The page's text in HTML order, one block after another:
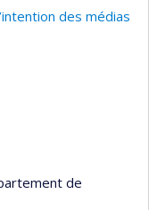
des médias
de